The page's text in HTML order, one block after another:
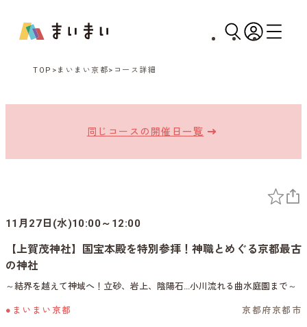
TOP まいまい京都 コース詳細
同じコースの開催日一覧
11月27日(水)10:00～12:00
【上賀茂神社】国宝本殿を特別参拝！神職とめぐる京都最古
の神社
～結界を越えて神域へ！立砂、岩上、陰陽石…小川流れる曲水庭園まで～
●まいまい京都 京都府京都市